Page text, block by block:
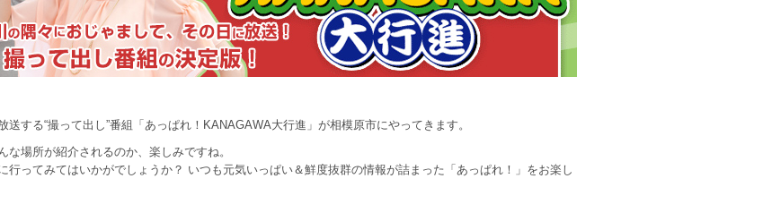
する“撮って出し”番組「あっぱれ！KANAGAWA大行進」が相模原市にやってきます。
場所が紹介されるのか、楽しみですね。
行ってみてはいかがでしょうか？ いつも元気いっぱい＆鮮度抜群の情報が詰まった「あっぱれ！」をお楽し